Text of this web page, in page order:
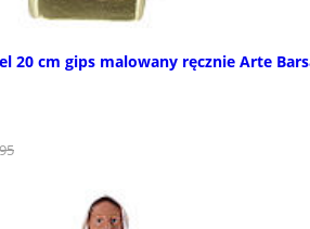
20 cm gips malowany ręcznie Arte